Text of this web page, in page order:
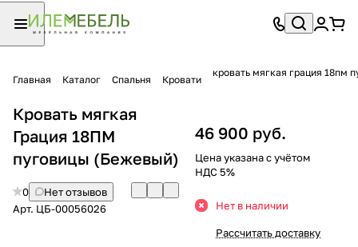
Главная Каталог Спальня Кровати
кровать мягкая грация 18пм
Кровать мягкая
Грация 18ПМ
пуговицы (Бежевый)
0
Нет отзывов
Арт. ЦБ-00056026
46 900 руб.
Цена указана с учётом
НДС 5%
Нет в наличии
Рассчитать доставку